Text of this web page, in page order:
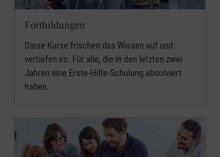
Fortbildungen
Diese Kurse frischen das Wissen auf und
vertiefen es. Für alle, die in den letzten zwei
Jahren eine Erste-Hilfe-Schulung absolviert
haben.